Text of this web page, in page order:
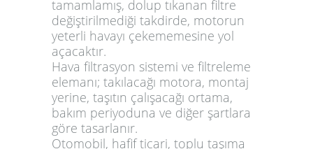
tamamlamış, dolup tıkanan filtre
değiştirilmediği takdirde, motorun
yeterli havayı çekememesine yol
açacaktır.
Hava filtrasyon sistemi ve filtreleme
elemanı; takılacağı motora, montaj
yerine, taşıtın çalışacağı ortama,
bakım periyoduna ve diğer şartlara
göre tasarlanır.
Otomobil, hafif ticari, toplu taşıma